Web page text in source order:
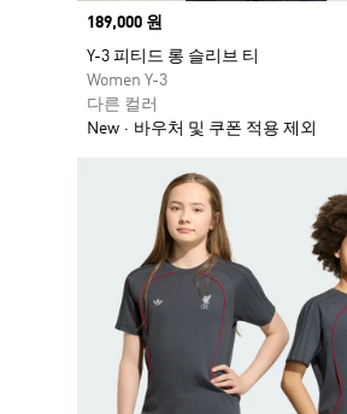
Price
189,000 원
Y-3 피티드 롱 슬리브 티
Women Y-3
다른 컬러
New
바우처 및 쿠폰 적용 제외